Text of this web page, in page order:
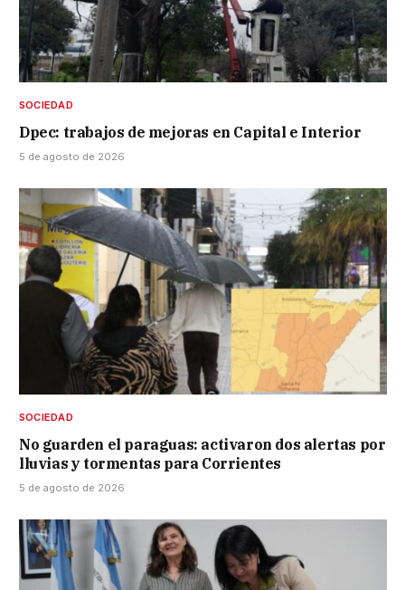
SOCIEDAD
Dpec: trabajos de mejoras en Capital e Interior
5 de agosto de 2026
SOCIEDAD
No guarden el paraguas: activaron dos alertas por
lluvias y tormentas para Corrientes
5 de agosto de 2026